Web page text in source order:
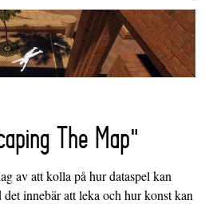
The Map"
av att kolla på hur dataspel kan
innebär att leka och hur konst kan